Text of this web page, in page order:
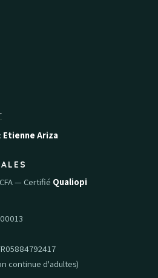
Etienne Ariza
— Certifié Qualiopi
continue d'adultes)